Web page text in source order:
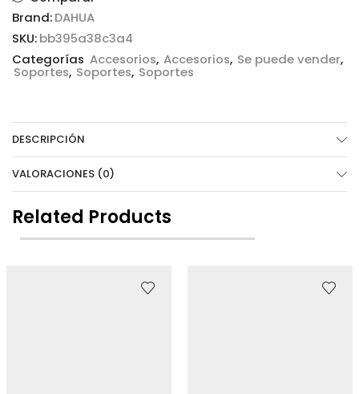
Brand:DAHUA
SKU:bb395a38c3a4
Categorías Accesorios, Accesorios, Se puede vender,
Soportes, Soportes, Soportes
DESCRIPCIÓN
VALORACIONES (0)
Related Products